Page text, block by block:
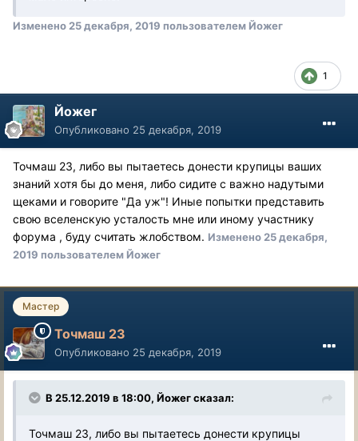
Изменено 25 декабря, 2019 пользователем Йожег
1
Йожег
Опубликовано 25 декабря, 2019
Точмаш 23, либо вы пытаетесь донести крупицы ваших
знаний хотя бы до меня, либо сидите с важно надутыми
щеками и говорите "Да уж"! Иные попытки представить
свою вселенскую усталость мне или иному участнику
форума , буду считать жлобством. Изменено 25 декабря,
2019 пользователем Йожег
Мастер
Точмаш 23
Опубликовано 25 декабря, 2019
В 25.12.2019 в 18:00, Йожег сказал:
Точмаш 23, либо вы пытаетесь донести крупицы